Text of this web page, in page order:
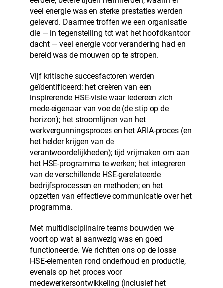
veel energie was en sterke prestaties werden
geleverd. Daarmee troffen we een organisatie
die — in tegenstelling tot wat het hoofdkantoor
dacht — veel energie voor verandering had en
bereid was de mouwen op te stropen.
Vijf kritische succesfactoren werden
geïdentificeerd: het creëren van een
inspirerende HSE-visie waar iedereen zich
mede-eigenaar van voelde (de stip op de
horizon); het stroomlijnen van het
werkvergunningsproces en het ARIA-proces (en
het helder krijgen van de
verantwoordelijkheden); tijd vrijmaken om aan
het HSE-programma te werken; het integreren
van de verschillende HSE-gerelateerde
bedrijfsprocessen en methoden; en het
opzetten van effectieve communicatie over het
programma.
Met multidisciplinaire teams bouwden we
voort op wat al aanwezig was en goed
functioneerde. We richtten ons op de losse
HSE-elementen rond onderhoud en productie,
evenals op het proces voor
medewerkersontwikkeling (inclusief het